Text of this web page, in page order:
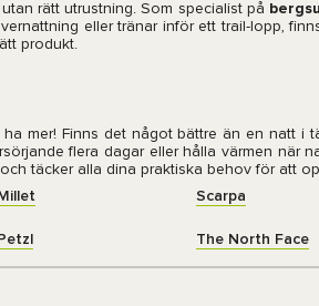
rätt utrustning. Som specialist på
eller tränar inför ett trail-lopp,
produkt.
mer! Finns det något bättre än en natt
flera dagar eller hålla värmen när
täcker alla dina praktiska behov för att
Millet Scarpa
Petzl The North Face